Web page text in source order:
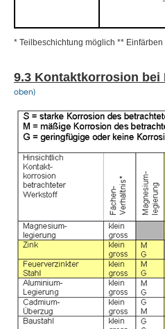
* Teilbeschichtung möglich ** Einfärben
9.3 Kontaktkorrosion bei
oben)